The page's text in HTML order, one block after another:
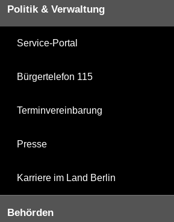
Politik & Verwaltung
Service-Portal
Bürgertelefon 115
Terminvereinbarung
Presse
Karriere im Land Berlin
Behörden